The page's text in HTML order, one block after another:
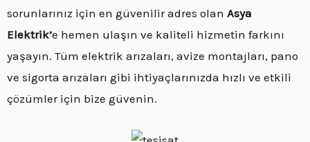
sorunlarınız için en güvenilir adres olan Asya
Elektrik’e hemen ulaşın ve kaliteli hizmetin farkını
yaşayın. Tüm elektrik arızaları, avize montajları, pano
ve sigorta arızaları gibi ihtiyaçlarınızda hızlı ve etkili
çözümler için bize güvenin.